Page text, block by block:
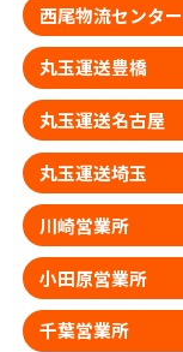
西尾物流センター
丸玉運送豊橋
丸玉運送名古屋
丸玉運送埼玉
川崎営業所
小田原営業所
千葉営業所